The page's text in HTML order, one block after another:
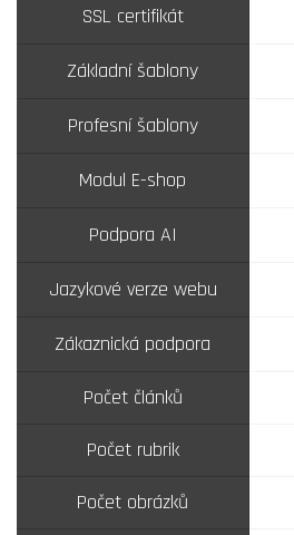
SSL certifikát
Základní šablony
Profesní šablony
Modul E-shop
Podpora AI
Jazykové verze webu
Zákaznická podpora
Počet článků
Počet rubrik
Počet obrázků